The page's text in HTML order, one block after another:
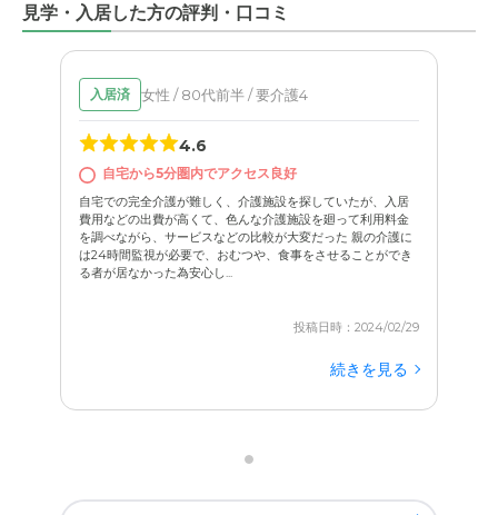
見学・入居した方の評判・口コミ
入居済 女性 / 80代前半 / 要介護4
4.6
自宅から5分圏内でアクセス良好
自宅での完全介護が難しく、介護施設を探していたが、入居
費用などの出費が高くて、色んな介護施設を廻って利用料金
を調べながら、サービスなどの比較が大変だった 親の介護に
は24時間監視が必要で、おむつや、食事をさせることができ
る者が居なかった為安心し...
投稿日時：2024/02/29
続きを見る